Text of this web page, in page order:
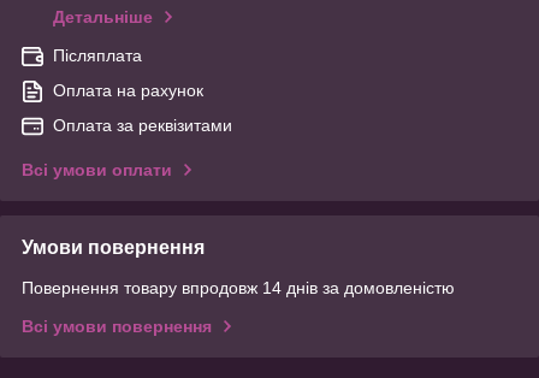
Детальніше
Післяплата
Оплата на рахунок
Оплата за реквізитами
Всі умови оплати
Умови повернення
Повернення товару впродовж 14 днів за домовленістю
Всі умови повернення